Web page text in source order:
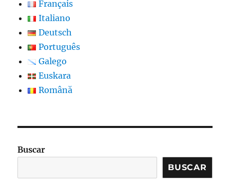
Français
Italiano
Deutsch
Português
Galego
Euskara
Română
Buscar
BUSCAR